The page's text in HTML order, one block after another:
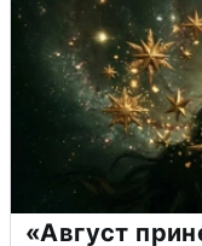
«Август